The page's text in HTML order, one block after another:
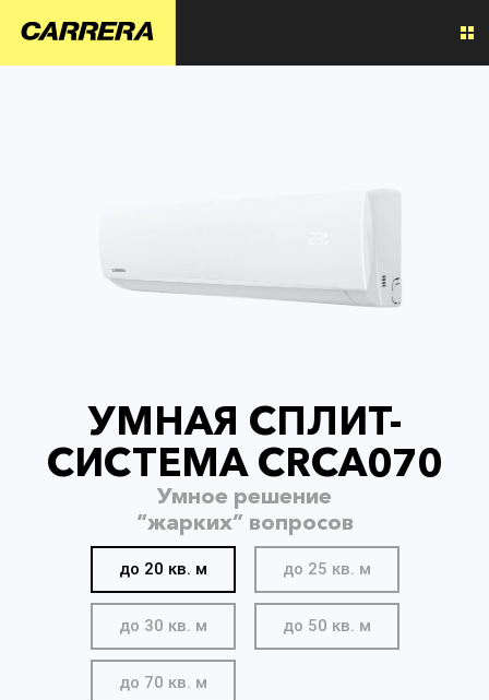
УМНАЯ СПЛИТ-
СИСТЕМА CRCA070
Умное решение
“жарких” вопросов
до 20 кв. м до 25 кв. м
до 30 кв. м до 50 кв. м
до 70 кв. м